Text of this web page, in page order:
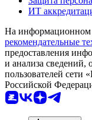
ИТ
На информационном
рекомендательные
предоставления
и анализа сведений,
пользователей сети
Российской